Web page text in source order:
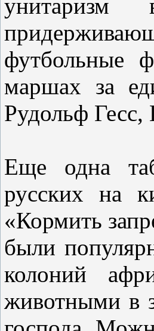
футбольные
маршах за
Рудольф
Еще одна
русских на
«Кормить
были
колоний
животными в